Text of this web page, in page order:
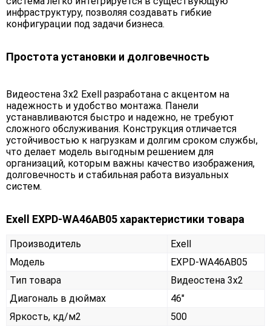
инфраструктуру, позволяя создавать гибкие
конфигурации под задачи бизнеса.
Простота установки и долговечность
Видеостена 3х2 Exell разработана с акцентом на
надежность и удобство монтажа. Панели
устанавливаются быстро и надежно, не требуют
сложного обслуживания. Конструкция отличается
устойчивостью к нагрузкам и долгим сроком службы,
что делает модель выгодным решением для
организаций, которым важны качество изображения,
долговечность и стабильная работа визуальных
систем.
Exell EXPD-WA46AB05 характеристики товара
Производитель
Exell
Модель
EXPD-WA46AB05
Тип товара
Видеостена 3х2
Диагональ в дюймах
46"
Яркость, кд/м2
500